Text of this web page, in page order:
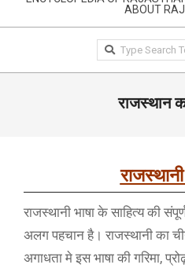
GUIDE-
ABOUT
Search
राजस्थान
राजस्थानी भाषा के साहित्य की
अलग पहचान है। राजस्थानी का
अगाधता मे इस भाषा की गरिमा,